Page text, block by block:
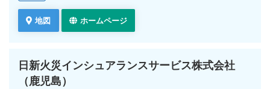
地図 ホームページ
日新火災インシュアランスサービス株式会社
（鹿児島）